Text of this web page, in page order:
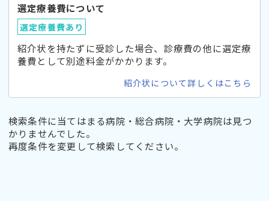
選定療養費について
選定療養費あり
紹介状を持たずに受診した場合、診療費の他に選定療
養費として別途料金がかかります。
紹介状について詳しくはこちら
検索条件に当てはまる病院・総合病院・大学病院は見つ
かりませんでした。
再度条件を変更して検索してください。